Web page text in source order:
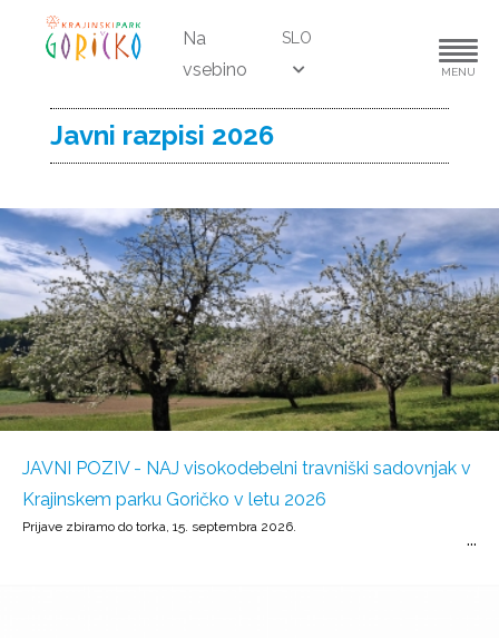
Na
vsebino
SLO
MENU
Javni razpisi 2026
JAVNI POZIV - NAJ visokodebelni travniški sadovnjak v
Krajinskem parku Goričko v letu 2026
Prijave zbiramo do torka, 15. septembra 2026.